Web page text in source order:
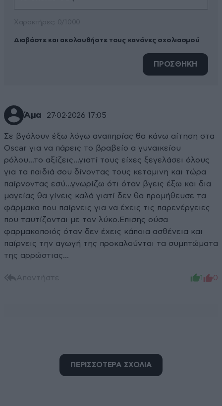
Διαβάστε και ακολουθήστε τους κανόνες σχολιασμού
ΠΡΟΣΘΗΚΗ
Άμα 27·02·2026 17:05
Σε βγάλουν έξω λόγω αναπηρίας θα κάνω αίτηση στα
Oscar για να πάρεις το βραβείο α γυναικείου
ρόλου...το αξίζεις...γιατί τους είχες ξεγελάσει όλους
για τα παιδιά σου δίνοντας τους κεταμινη και τώρα
παίρνοντας εσύ...γνωρίζω ότι όταν βγεις έξω και δια
μαγείας θα γίνεις καλά γιατί δεν θα προμήθευσε τα
φάρμακα που παίρνεις για να έχεις τις παρενέργειες
που ταυτίζονται με τον λύκο.Επισης ούσα
φαρμακοποιός όταν δεν έχεις κάποια ασθένεια και
παίρνεις την αγωγή της προκαλούνται τα συμπτώματα
της αρρώστιας...
Απαντήστε 1 0
ΠΕΡΙΣΣΟΤΕΡΑ ΣΧΟΛΙΑ